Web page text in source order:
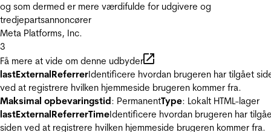
og som dermed er mere værdifulde for udgivere og
tredjepartsannoncører
Meta Platforms, Inc.
3
Få mere at vide om denne udbyder
lastExternalReferrerIdentificere hvordan brugeren har tilgået
ved at registrere hvilken hjemmeside brugeren kommer fra.
Maksimal opbevaringstid: PermanentType: Lokalt HTML-lager
lastExternalReferrerTimeIdentificere hvordan brugeren har
siden ved at registrere hvilken hjemmeside brugeren kommer fra.